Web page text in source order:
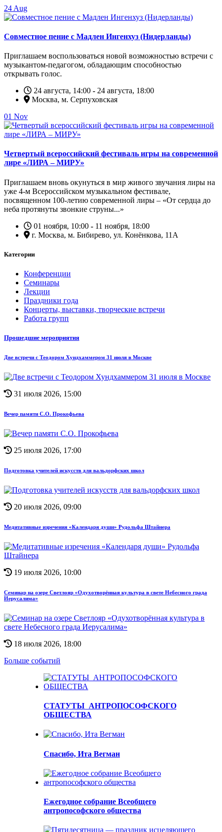
24 Aug
Совместное пение с Мадлен Ингенхуз (Нидерланды)
Приглашаем воспользоваться новой возможностью встречи с
музыкантом-педагогом, обладающим способностью
открывать голос.
24 августа, 14:00 - 24 августа, 18:00
Москва, м. Серпуховская
01 Nov
Четвертый всероссийский фестиваль игры на современной
лире «ЛИРА – МИРУ»
Приглашаем вновь окунуться в мир живого звучания лиры на
уже 4-м Всероссийском музыкальном фестивале,
посвященном 100-летию современной лиры – «От сердца до
неба протянуты звонкие струны...»
01 ноября, 10:00 - 11 ноября, 18:00
г. Москва, м. Бибирево, ул. Конёнкова, 11А
Категории
Конференции
Семинары
Лекции
Праздники года
Концерты, выставки, творческие встречи
Работа групп
Прошедшие мероприятия
Две встречи с Теодором Хундхаммером 31 июля в Москве
31 июля 2026, 15:00
Вечер памяти С.О. Прокофьева
25 июля 2026, 17:00
Подготовка учителей искусств для вальдорфских школ
20 июля 2026, 09:00
Медитативные изречения «Календаря души» Рудольфа Штайнера
19 июля 2026, 10:00
Семинар на озере Светлояр «Одухотворённая культура в свете Небесного града
Иерусалима»
18 июля 2026, 18:00
Больше событий
СТАТУТЫ АНТРОПОСОФСКОГО
ОБЩЕСТВА
Спасибо, Ита Вегман
Ежегодное собрание Всеобщего
антропософского общества